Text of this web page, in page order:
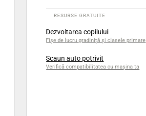
Dezvoltarea copilului
Fișe de lucru gradiniță și clasele primare
Scaun auto potrivit
Verifică compatibilitatea cu mașina ta